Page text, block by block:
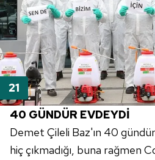
40 GÜNDÜR EVDEYDİ
Demet Çileli Baz'ın 40
hiç çıkmadığı, buna rağmen